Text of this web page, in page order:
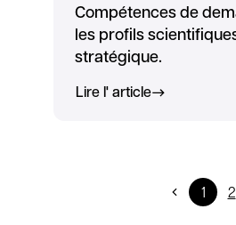
Compétences de
les profils
stratégique.
Lire l' article
1 2